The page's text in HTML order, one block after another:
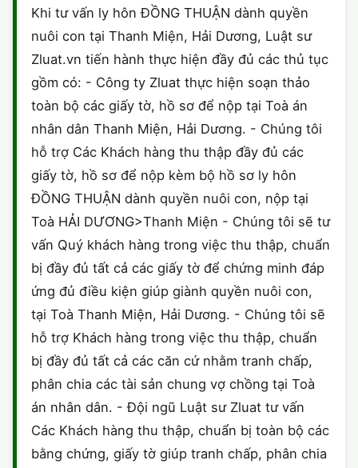
Khi tư vấn ly hôn ĐỒNG THUẬN dành quyền
nuôi con tại Thanh Miện, Hải Dương, Luật sư
Zluat.vn tiến hành thực hiện đầy đủ các thủ tục
gồm có: - Công ty Zluat thực hiện soạn thảo
toàn bộ các giấy tờ, hồ sơ để nộp tại Toà án
nhân dân Thanh Miện, Hải Dương. - Chúng tôi
hỗ trợ Các Khách hàng thu thập đầy đủ các
giấy tờ, hồ sơ để nộp kèm bộ hồ sơ ly hôn
ĐỒNG THUẬN dành quyền nuôi con, nộp tại
Toà HẢI DƯƠNG>Thanh Miện - Chúng tôi sẽ tư
vấn Quý khách hàng trong việc thu thập, chuẩn
bị đầy đủ tất cả các giấy tờ để chứng minh đáp
ứng đủ điều kiện giúp giành quyền nuôi con,
tại Toà Thanh Miện, Hải Dương. - Chúng tôi sẽ
hỗ trợ Khách hàng trong việc thu thập, chuẩn
bị đầy đủ tất cả các căn cứ nhằm tranh chấp,
phân chia các tài sản chung vợ chồng tại Toà
án nhân dân. - Đội ngũ Luật sư Zluat tư vấn
Các Khách hàng thu thập, chuẩn bị toàn bộ các
bằng chứng, giấy tờ giúp tranh chấp, phân chia